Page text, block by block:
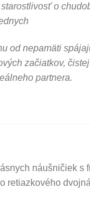
o
od nepamäti
začiatkov,
partnera.
náušničiek s
retiazkového